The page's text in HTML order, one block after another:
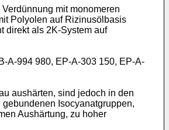
mit monomeren
Polyolen auf Rizinusölbasis
direkt als 2K-System auf
A-994 980, EP-A-303 150, EP-A-
aushärten, sind jedoch in den
Isocyanatgruppen,
Aushärtung, zu hoher